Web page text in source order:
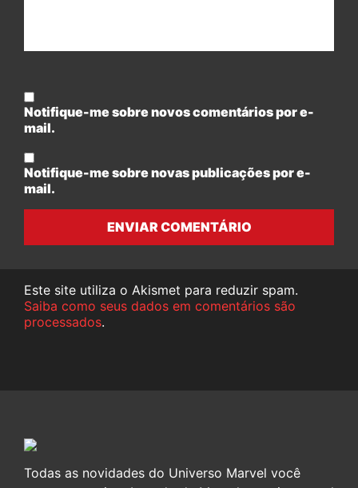
Notifique-me sobre novos comentários por e-
mail.
Notifique-me sobre novas publicações por e-
mail.
ENVIAR COMENTÁRIO
Este site utiliza o Akismet para reduzir spam.
Saiba como seus dados em comentários são
processados.
Todas as novidades do Universo Marvel você